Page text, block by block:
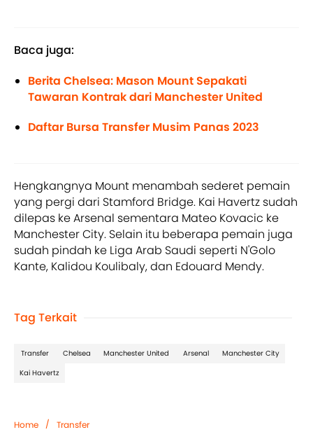
Baca juga:
Berita Chelsea: Mason Mount Sepakati
Tawaran Kontrak dari Manchester United
Daftar Bursa Transfer Musim Panas 2023
Hengkangnya Mount menambah sederet pemain
yang pergi dari Stamford Bridge. Kai Havertz sudah
dilepas ke Arsenal sementara Mateo Kovacic ke
Manchester City. Selain itu beberapa pemain juga
sudah pindah ke Liga Arab Saudi seperti N'Golo
Kante, Kalidou Koulibaly, dan Edouard Mendy.
Tag Terkait
Transfer Chelsea Manchester United Arsenal
Manchester City
Kai Havertz
Home / Transfer